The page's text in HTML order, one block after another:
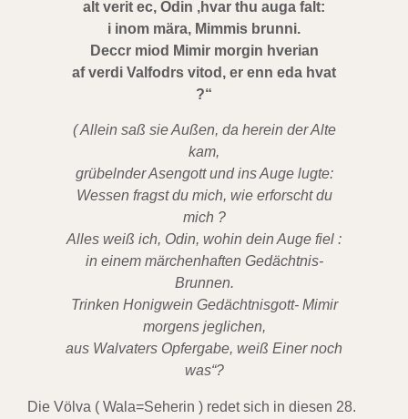
alt verit ec, Odin ,hvar thu auga falt:
i inom mära, Mimmis brunni.
Deccr miod Mimir morgin hverian
af verdi Valfodrs vitod, er enn eda hvat
?“
( Allein saß sie Außen, da herein der Alte
kam,
grübelnder Asengott und ins Auge lugte:
Wessen fragst du mich, wie erforscht du
mich ?
Alles weiß ich, Odin, wohin dein Auge fiel :
in einem märchenhaften Gedächtnis-
Brunnen.
Trinken Honigwein Gedächtnisgott- Mimir
morgens jeglichen,
aus Walvaters Opfergabe, weiß Einer noch
was“?
Die Völva ( Wala=Seherin ) redet sich in diesen 28.